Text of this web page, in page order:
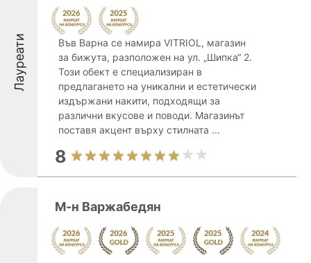
Лауреати
Във Варна се намира VITRIOL, магазин
за бижута, разположен на ул. „Шипка“ 2.
Този обект е специализиран в
предлагането на уникални и естетически
издържани накити, подходящи за
различни вкусове и поводи. Магазинът
поставя акцент върху стилната ...
8
М-н Варжабедян